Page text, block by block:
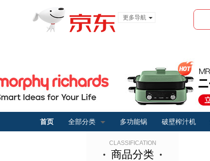
更多导航
首页 全部分类 多功能锅 破壁榨汁机
CLASSIFICATION
商品分类